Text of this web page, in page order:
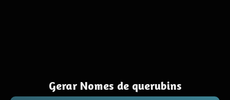
Gerar Nomes de querubins